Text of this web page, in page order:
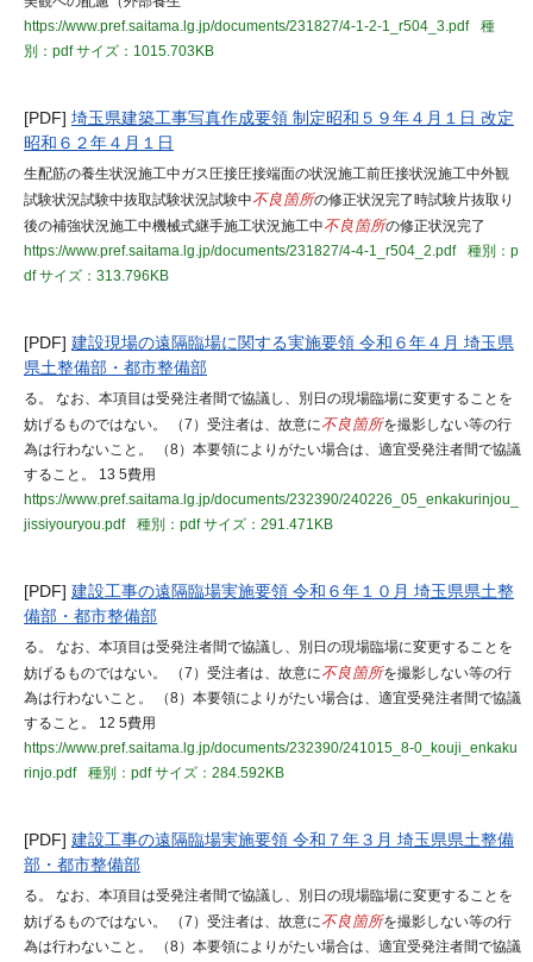
https://www.pref.saitama.lg.jp/documents/231827/4-1-2-1_r504_3.pdf
種
別：pdfサイズ：1015.703KB
[PDF] 埼玉県建築工事写真作成要領 制定昭和５９年４月１日 改定
昭和６２年４月１日
生配筋の養生状況施工中ガス圧接圧接端面の状況施工前圧接状況施工中外観
試験状況試験中抜取試験状況試験中不良箇所の修正状況完了時試験片抜取り
後の補強状況施工中機械式継手施工状況施工中不良箇所の修正状況完了
https://www.pref.saitama.lg.jp/documents/231827/4-4-1_r504_2.pdf
種別：p
dfサイズ：313.796KB
[PDF] 建設現場の遠隔臨場に関する実施要領 令和６年４月 埼玉県
県土整備部・都市整備部
る。 なお、本項目は受発注者間で協議し、別日の現場臨場に変更することを
妨げるものではない。 （7）受注者は、故意に不良箇所を撮影しない等の行
為は行わないこと。 （8）本要領によりがたい場合は、適宜受発注者間で協議
すること。 13 5費用
https://www.pref.saitama.lg.jp/documents/232390/240226_05_enkakurinjou_
jissiyouryou.pdf
種別：pdfサイズ：291.471KB
[PDF] 建設工事の遠隔臨場実施要領 令和６年１０月 埼玉県県土整
備部・都市整備部
る。 なお、本項目は受発注者間で協議し、別日の現場臨場に変更することを
妨げるものではない。 （7）受注者は、故意に不良箇所を撮影しない等の行
為は行わないこと。 （8）本要領によりがたい場合は、適宜受発注者間で協議
すること。 12 5費用
https://www.pref.saitama.lg.jp/documents/232390/241015_8-0_kouji_enkaku
rinjo.pdf
種別：pdfサイズ：284.592KB
[PDF] 建設工事の遠隔臨場実施要領 令和７年３月 埼玉県県土整備
部・都市整備部
る。 なお、本項目は受発注者間で協議し、別日の現場臨場に変更することを
妨げるものではない。 （7）受注者は、故意に不良箇所を撮影しない等の行
為は行わないこと。 （8）本要領によりがたい場合は、適宜受発注者間で協議